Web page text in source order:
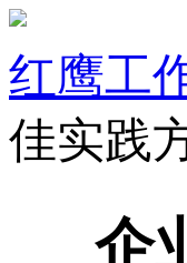
红鹰工
佳实践
企